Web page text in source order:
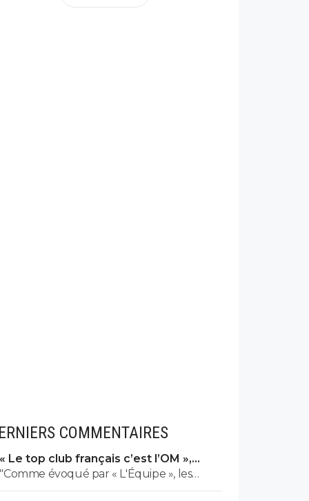
COMMENTAIRES
« Le top club français c’est l’OM »,
Adidas bouscule le PSG
"Comme évoqué par « L'Équipe », les
ventes de maillots du PSG ont explosé